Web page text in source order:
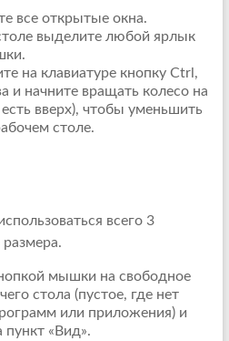
все открытые окна.
выделите любой ярлык
на клавиатуре кнопку Ctrl,
и начните вращать колесо на
вверх), чтобы уменьшить
столе.
всего 3
мышки на свободное
стола (пустое, где нет
или приложения) и
пункт «Вид».